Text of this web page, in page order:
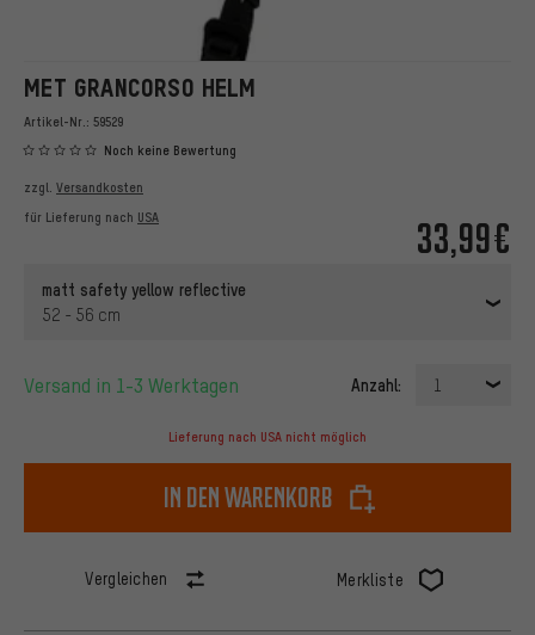
MET GRANCORSO HELM
Artikel-Nr.: 59529
Noch keine Bewertung
33,99€
zzgl. Versandkosten
für Lieferung nach USA
matt safety yellow reflective
52 - 56 cm
Versand in 1-3 Werktagen Anzahl: 1
Lieferung nach USA nicht möglich
In den Warenkorb
Vergleichen Merkliste